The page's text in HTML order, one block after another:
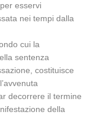
esservi
nei tempi dalla
cui la
sentenza
costituisce
decorrere il termine
della